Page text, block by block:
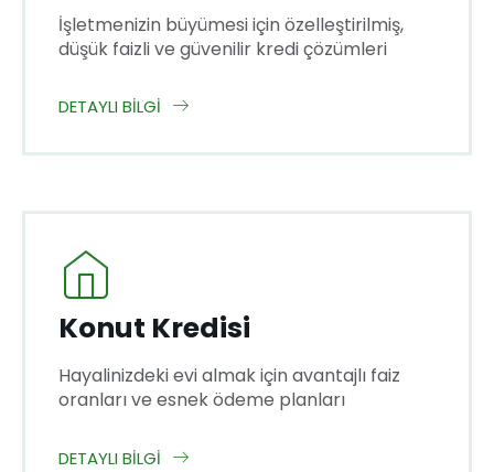
İşletmenizin büyümesi için özelleştirilmiş,
düşük faizli ve güvenilir kredi çözümleri
DETAYLI BILGI
Konut Kredisi
Hayalinizdeki evi almak için avantajlı faiz
oranları ve esnek ödeme planları
DETAYLI BILGI